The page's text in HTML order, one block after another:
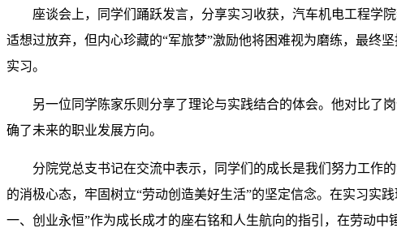
座谈会上，同学们踊跃发言，分享实习收获，汽车机电工程学
适想过放弃，但内心珍藏的“军旅梦”激励他将困难视为磨练，最终
实习。
另一位同学陈家乐则分享了理论与实践结合的体会。他对比了
确了未来的职业发展方向。
分院党总支书记在交流中表示，同学们的成长是我们努力工作
的消极心态，牢固树立“劳动创造美好生活”的坚定信念。在实习实
一、创业永恒”作为成长成才的座右铭和人生航向的指引，在劳动